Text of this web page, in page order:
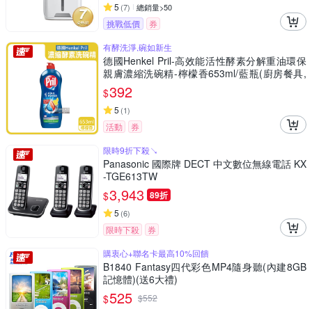
5 (7) 總銷量>50
挑戰低價
券
有酵洗淨,碗如新生
德國Henkel Pril-高效能活性酵素分解重油環保
親膚濃縮洗碗精-檸檬香653ml/藍瓶(廚房餐具,
碗盤,鍋具清潔劑)
$392
5 (1)
活動
券
限時9折下殺↘
Panasonic 國際牌 DECT 中文數位無線電話 KX
-TGE613TW
$3,943 89折
5 (6)
限時下殺
券
購衷心+聯名卡最高10%回饋
B1840 Fantasy四代彩色MP4隨身聽(內建8GB
記憶體)(送6大禮)
$525 $552